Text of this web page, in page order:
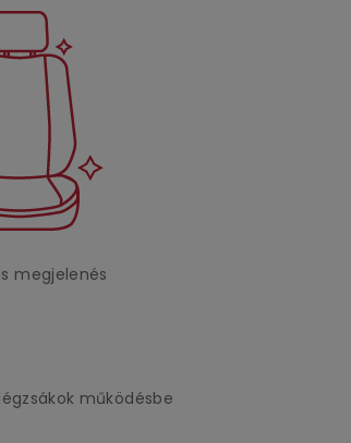
megjelenés
működésbe